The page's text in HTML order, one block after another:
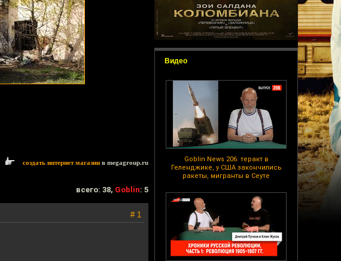
Видео
Goblin News 206: теракт в
Геленджике, у США закончились
ракеты, мигранты в Сеуте
создать интернет магазин в megagroup.ru
всего: 38, Goblin: 5
# 1